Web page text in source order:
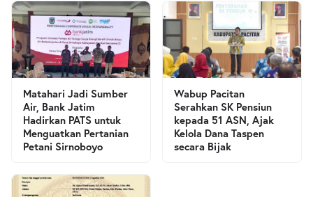
Matahari Jadi Sumber
Air, Bank Jatim
Hadirkan PATS untuk
Menguatkan Pertanian
Petani Sirnoboyo
Wabup Pacitan
Serahkan SK Pensiun
kepada 51 ASN, Ajak
Kelola Dana Taspen
secara Bijak